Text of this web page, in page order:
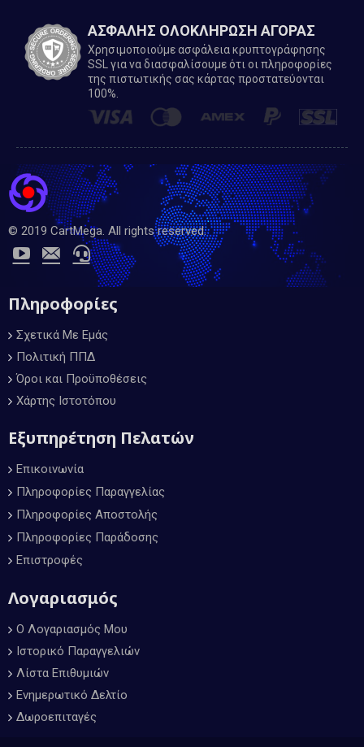
ΑΣΦΑΛΗΣ ΟΛΟΚΛΗΡΩΣΗ ΑΓΟΡΑΣ
Χρησιμοποιούμε ασφάλεια κρυπτογράφησης
SSL για να διασφαλίσουμε ότι οι πληροφορίες
της πιστωτικής σας κάρτας προστατεύονται
100%.
© 2019 CartMega. All rights reserved.
Πληροφορίες
Σχετικά Με Εμάς
Πολιτική ΠΠΔ
Όροι και Προϋποθέσεις
Χάρτης Ιστοτόπου
Εξυπηρέτηση Πελατών
Επικοινωνία
Πληροφορίες Παραγγελίας
Πληροφορίες Αποστολής
Πληροφορίες Παράδοσης
Επιστροφές
Λογαριασμός
Ο Λογαριασμός Μου
Ιστορικό Παραγγελιών
Λίστα Επιθυμιών
Ενημερωτικό Δελτίο
Δωροεπιταγές